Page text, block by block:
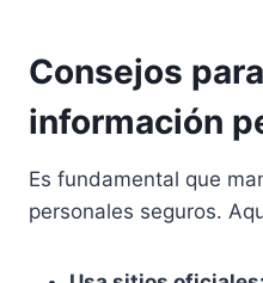
Consejos
información
Es fundamental que
personales seguros.